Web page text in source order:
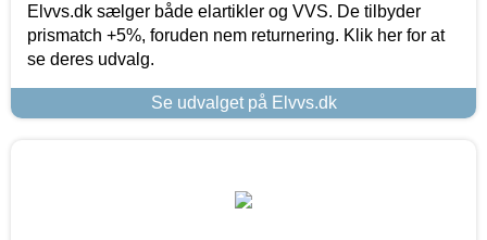
Elvvs.dk sælger både elartikler og VVS. De tilbyder
prismatch +5%, foruden nem returnering. Klik her for at
se deres udvalg.
Se udvalget på Elvvs.dk